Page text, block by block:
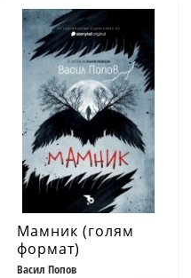
Мамник (голям
формат)
Васил Попов